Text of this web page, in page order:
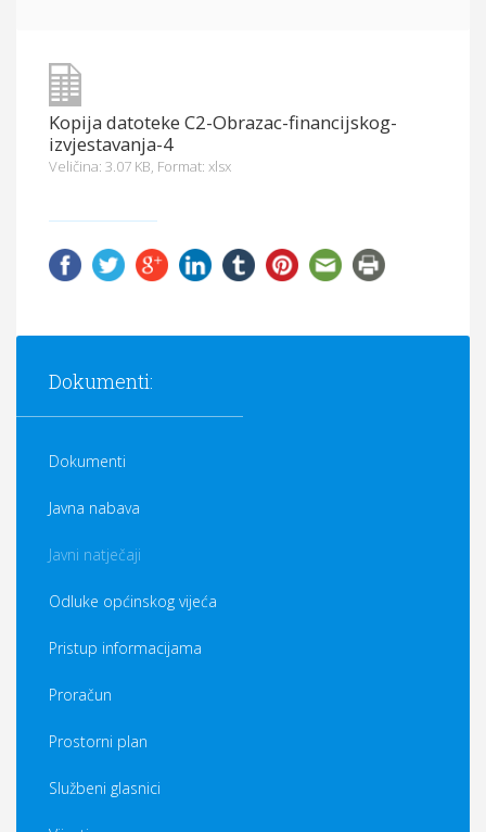
Kopija datoteke C2-Obrazac-financijskog-
izvjestavanja-4
Veličina: 3.07 KB, Format: xlsx
Dokumenti:
Dokumenti
Javna nabava
Javni natječaji
Odluke općinskog vijeća
Pristup informacijama
Proračun
Prostorni plan
Službeni glasnici